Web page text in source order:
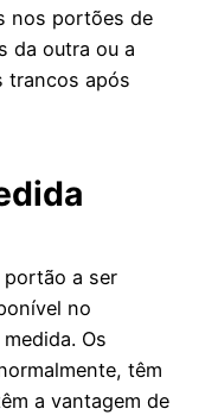
nos portões de
da outra ou a
trancos após
a ser
no
Os
têm
a vantagem de